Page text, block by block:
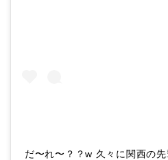
だ〜れ〜？？w 久々に関西の